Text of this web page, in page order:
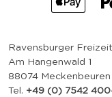
Ravensburger
Am Hangenwald 1
88074 Meckenbeuren
Tel. +49 (0) 7542